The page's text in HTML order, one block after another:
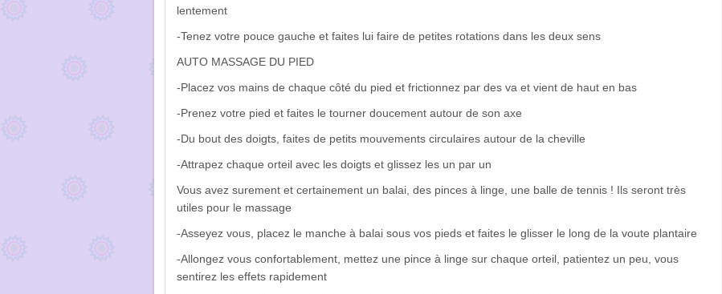
lentement
-Tenez votre pouce gauche et faites lui faire de petites rotations dans les deux sens
AUTO MASSAGE DU PIED
-Placez vos mains de chaque côté du pied et frictionnez par des va et vient de haut en bas
-Prenez votre pied et faites le tourner doucement autour de son axe
-Du bout des doigts, faites de petits mouvements circulaires autour de la cheville
-Attrapez chaque orteil avec les doigts et glissez les un par un
Vous avez surement et certainement un balai, des pinces à linge, une balle de tennis ! Ils seront très
utiles pour le massage
-Asseyez vous, placez le manche à balai sous vos pieds et faites le glisser le long de la voute plantaire
-Allongez vous confortablement, mettez une pince à linge sur chaque orteil, patientez un peu, vous
sentirez les effets rapidement